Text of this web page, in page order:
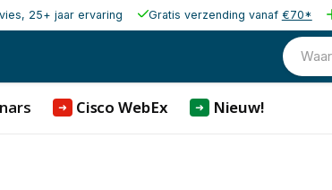
25+ jaar ervaring Gratis verzending vanaf €70*
➜ Cisco WebEx ➜ Nieuw!